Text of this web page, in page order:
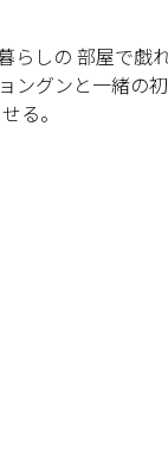
らしの 部屋で戯
ングンと一緒の
る。